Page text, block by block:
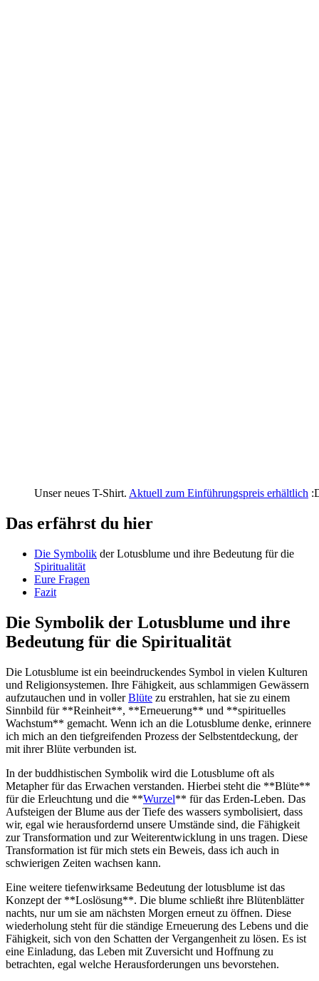
Unser neues T-Shirt. Aktuell zum Einführungspreis erhältlich
Das erfährst du hier
Die ​ Symbolik der Lotusblume und ‌ihre Bedeutung ‌für die
Spiritualität
Eure Fragen
Fazit
Die Symbolik der Lotusblume ‍und ihre‍
Bedeutung für‍ die Spiritualität
Die‍ Lotusblume ist ein beeindruckendes⁣ Symbol ⁣in vielen Kulturen
und ⁤Religionsystemen. Ihre Fähigkeit, aus ​schlammigen⁢ Gewässern
aufzutauchen und⁢ in ​vollerBlüte zu‌ erstrahlen, hat‍ sie⁤ zu einem‌
Sinnbild⁤ für **Reinheit**, ​**Erneuerung** und **spirituelles
Wachstum** gemacht. Wenn ich an die ⁢Lotusblume denke, erinnere
ich⁣ mich​ an den tiefgreifenden ⁣Prozess der Selbstentdeckung, der‌
mit ihrer⁤ Blüte ⁣verbunden ist.
In der buddhistischen Symbolik⁣ wird die Lotusblume oft als‍
Metapher für das⁣ Erwachen verstanden. Hierbei steht die **Blüte**
für die Erleuchtung und⁤ die ‌**Wurzel** für‌ das Erden-Leben. Das
Aufsteigen der Blume aus der Tiefe des ⁣wassers symbolisiert, dass
wir, egal wie ​herausfordernd unsere ⁣Umstände sind, die Fähigkeit
zur⁤ Transformation und zur‍ Weiterentwicklung in⁢ uns tragen. Diese
Transformation ist für mich​ stets ein Beweis, dass‌ ich auch in
schwierigen Zeiten‌ wachsen kann.
Eine⁣ weitere tiefenwirksame ⁢Bedeutung der lotusblume ist das
Konzept der **Loslösung**. Die blume schließt ​ihre⁢ Blütenblätter
nachts, nur um sie ‌am nächsten Morgen erneut zu öffnen. Diese
wiederholung steht für die ständige Erneuerung des Lebens und die
Fähigkeit, sich ⁣von⁤ den Schatten der Vergangenheit zu​ lösen. Es ist
eine Einladung, das Leben mit ​Zuversicht und⁣ Hoffnung​ zu
‌betrachten, egal welche Herausforderungen uns bevorstehen.